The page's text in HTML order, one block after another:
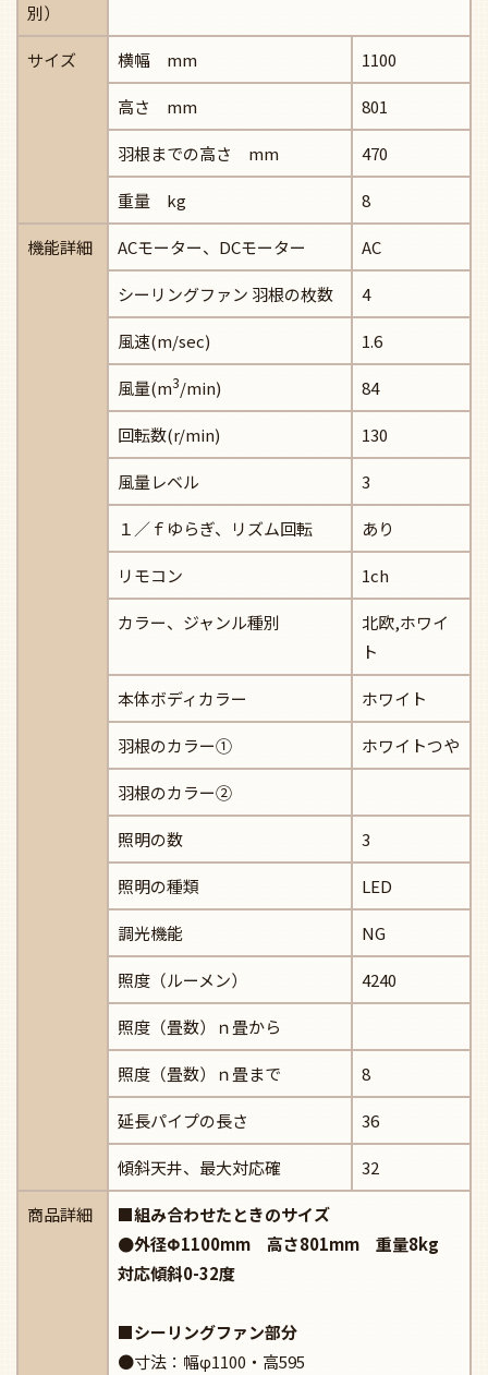
別）
サイズ 横幅 mm 1100
高さ mm 801
羽根までの高さ mm 470
重量 kg 8
機能詳細 ACモーター、DCモーター AC
シーリングファン 羽根の枚数 4
風速(m/sec) 1.6
風量(m3/min) 84
回転数(r/min) 130
風量レベル 3
１／ｆゆらぎ、リズム回転 あり
リモコン 1ch
カラー、ジャンル種別
北欧,ホワイ
ト
本体ボディカラー ホワイト
羽根のカラー① ホワイトつや
羽根のカラー②
照明の数 3
照明の種類 LED
調光機能 NG
照度（ルーメン） 4240
照度（畳数）ｎ畳から
照度（畳数）ｎ畳まで 8
延長パイプの長さ 36
傾斜天井、最大対応確 32
商品詳細
■組み合わせたときのサイズ
●外径Φ1100mm 高さ801mm 重量8kg
対応傾斜0-32度
■シーリングファン部分
●寸法：幅φ1100・高595